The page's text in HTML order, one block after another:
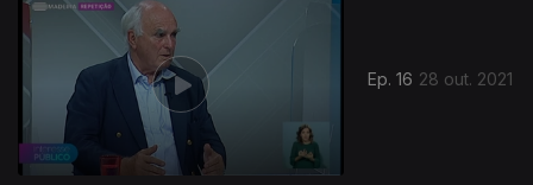
Ep. 16 28 out. 2021